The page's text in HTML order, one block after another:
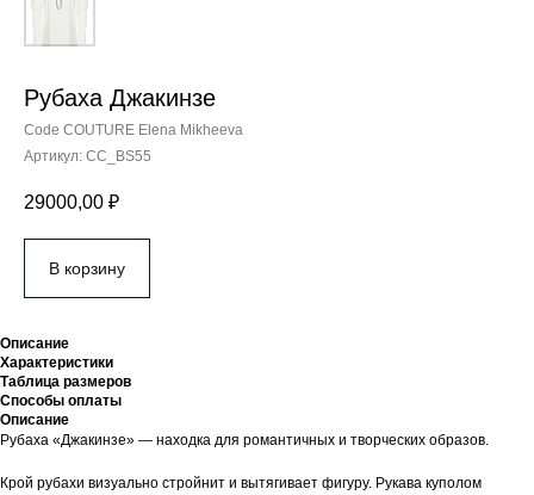
Рубаха Джакинзе
Code COUTURE Elena Mikheeva
Артикул: CC_BS55
29000,00 ₽
В корзину
Описание
Характеристики
Таблица размеров
Способы оплаты
Описание
Рубаха «Джакинзе» — находка для романтичных и творческих образов.
Крой рубахи визуально стройнит и вытягивает фигуру. Рукава куполом